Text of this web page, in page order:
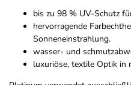
bis zu 98 % UV-Schutz
hervorragende
Sonneneinstrahlung.
wasser- und
luxuriöse, textile Optik in